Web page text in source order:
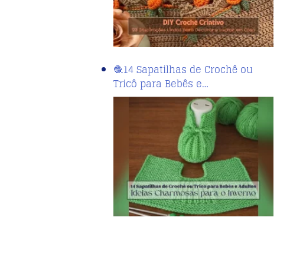
🧶14 Sapatilhas de Crochê ou
Tricô para Bebês e…